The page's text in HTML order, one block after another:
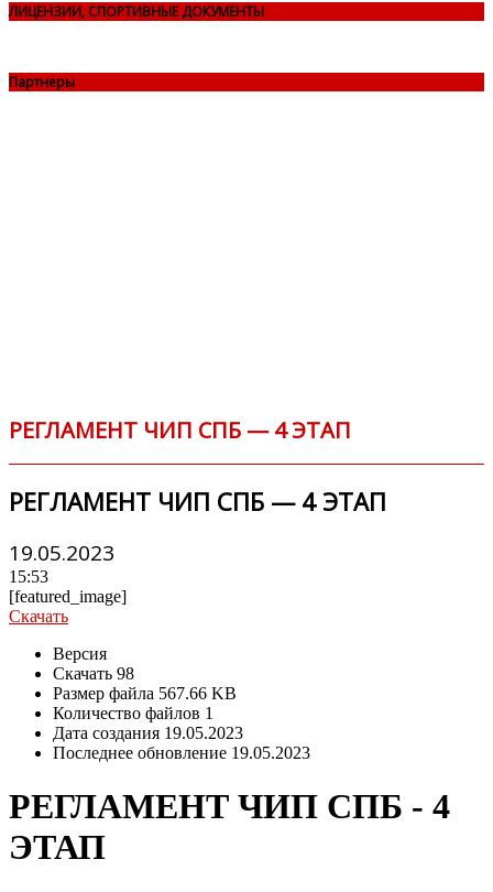
ЛИЦЕНЗИИ, СПОРТИВНЫЕ ДОКУМЕНТЫ
Партнеры
РЕГЛАМЕНТ ЧИП СПБ — 4 ЭТАП
РЕГЛАМЕНТ ЧИП СПБ — 4 ЭТАП
19.05.2023
15:53
[featured_image]
Скачать
Версия
Скачать 98
Размер файла 567.66 KB
Количество файлов 1
Дата создания 19.05.2023
Последнее обновление 19.05.2023
РЕГЛАМЕНТ ЧИП СПБ - 4
ЭТАП